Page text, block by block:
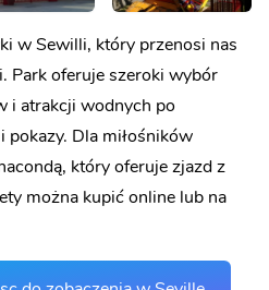
w Sewilli, który przenosi nas
Park oferuje szeroki wybór
i atrakcji wodnych po
Dla miłośników
który oferuje zjazd z
można kupić online lub na